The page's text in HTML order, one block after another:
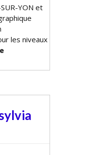
YON et
les niveaux